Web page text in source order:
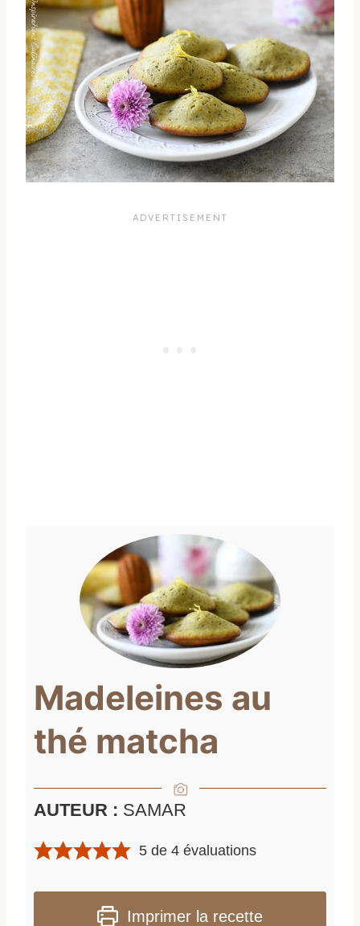
Madeleines au
thé matcha
AUTEUR : SAMAR
5 de4 évaluations
Imprimer la recette